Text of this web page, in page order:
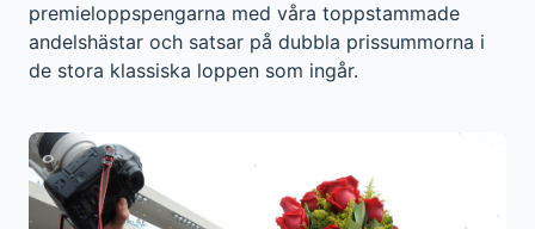
premieloppspengarna med våra toppstammade
andelshästar och satsar på dubbla prissummorna i
de stora klassiska loppen som ingår.